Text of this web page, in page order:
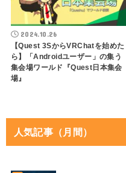
2024.10.26
【Quest 3SからVRChatを始めた
ら】「Androidユーザー」の集う
集会場ワールド『Quest日本集会
場』
人気記事（月間）